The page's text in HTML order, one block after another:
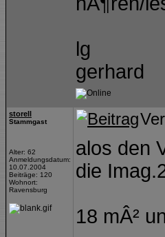
lg
gerhard
storell
Stammgast
Alter: 62
Anmeldungsdatum:
10.07.2004
Beiträge: 120
Wohnort:
Ravensburg
alos den
die
18 mÂ²